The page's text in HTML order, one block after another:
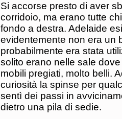
Si accorse presto di aver
corridoio, ma erano tutte
fondo a destra. Adelaide
evidentemente non era un
probabilmente era stata
solito erano nelle sale
mobili pregiati, molto belli.
curiosità la spinse per
sentì dei passi in
dietro una pila di sedie.